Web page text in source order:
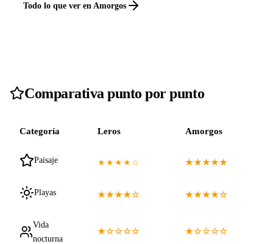
Todo lo que ver en Amorgos
Comparativa punto por punto
Categoría Leros Amorgos
Paisaje ★★★★☆ ★★★★★
Playas ★★★★☆ ★★★★☆
Vida
nocturna
★☆☆☆☆ ★☆☆☆☆